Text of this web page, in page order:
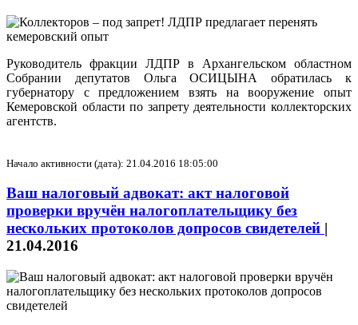
Руководитель фракции ЛДПР в Архангельском областном
Собрании депутатов Ольга ОСИЦЫНА обратилась к
губернатору с предложением взять на вооружение опыт
Кемеровской области по запрету деятельности коллекторских
агентств.
Начало активности (дата): 21.04.2016 18:05:00
Ваш налоговый адвокат: акт налоговой
проверки вручён налогоплательщику без
нескольких протоколов допросов свидетелей |
21.04.2016